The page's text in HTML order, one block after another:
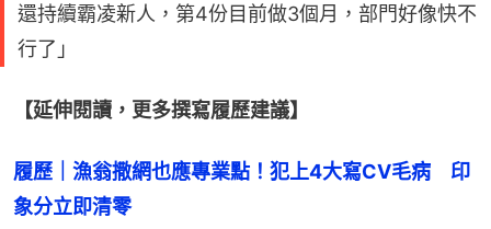
還持續霸凌新人，第4份目前做3個月，部門好像快不
行了」
【延伸閱讀，更多撰寫履歷建議】
履歷｜漁翁撒網也應專業點！犯上4大寫CV毛病　印
象分立即清零